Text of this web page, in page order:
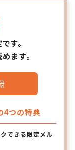
す。
ます。
4つの特典
できる限定メル